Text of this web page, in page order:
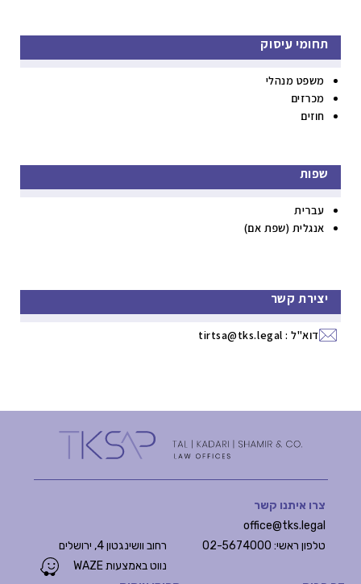
תחומי עיסוק
משפט מנהלי
מכרזים
חוזים
שפות
עברית
אנגלית (שפת אם)
יצירת קשר
דוא"ל : tirtsa@tks.legal
צרו איתנו קשר
office@tks.legal
טלפון ראשי: 02-5674000
רחוב וושינגטון 4, ירושלים
נווט באמצעות WAZE